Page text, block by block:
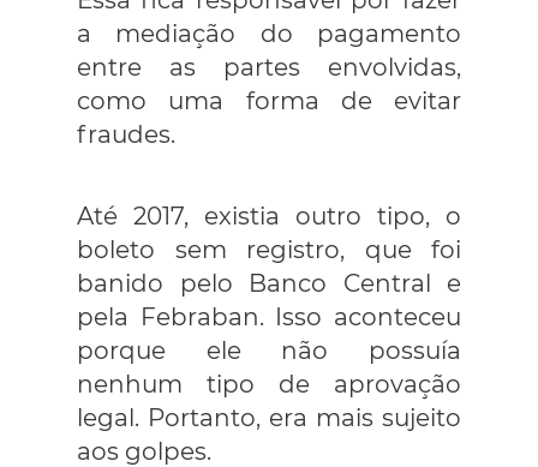
a mediação do pagamento
entre as partes envolvidas,
como uma forma de evitar
fraudes.
Até 2017, existia outro tipo, o
boleto sem registro, que foi
banido pelo Banco Central e
pela Febraban. Isso aconteceu
porque ele não possuía
nenhum tipo de aprovação
legal. Portanto, era mais sujeito
aos golpes.